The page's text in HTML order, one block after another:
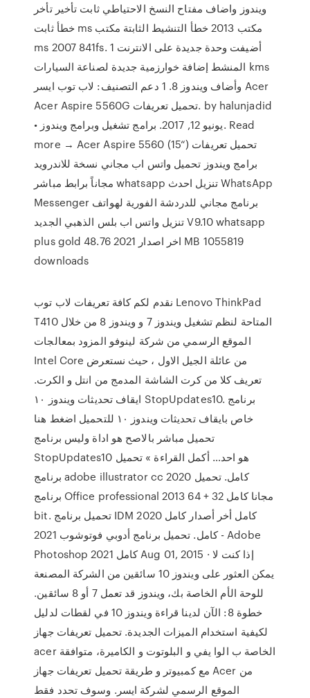
ويندوز واضاف مفتاح النسخ الاحتياطي ثابت تأخير تأخر
خطأ ثابت ms مكتب 2013 خطأ التنشيط الثابتة مكتب
ms 2007 841fs. 1 أضيفت وحدة جديدة على الانترنت
المنشط إضافة خوارزمية جديدة لصناعة السيارات kms
وأضاف ويندوز 8. 1 دعم التصنيف: لاب توب ايسر Acer
Acer Aspire 5560G تحميل تعريفات. by halunjadid
• يونيو 12, 2017. برامج تشغيل وبرامج ويندوز. Read
more → Acer Aspire 5560 (15“) تحميل تعريفات
برامج ويندوز تحميل واتس اب مجاني نسخة للاندرويد
مجاناً برابط مباشر whatsapp تنزيل احدث WhatsApp
Messenger برنامج مجاني للدردشة الفورية لهواتف
تنزيل واتس اب بلس الذهبي الجديد V9.10 whatsapp
plus gold اخر اصدار 2021 48.76 MB 1055819
downloads
نقدم لكم كافة تعريفات لاب توب Lenovo ThinkPad
T410 المتاحة لنظم تشغيل ويندوز 7 و ويندوز 8 من خلال
الموقع الرسمي من شركة لينوفو المزود بمعالجات
Intel Core من عائلة الجيل الاول ، حيث نستعرض
تعريف كلا من كرت الشاشة المدمج من انتل و الكرت.
ايقاف تحديثات ويندوز ١٠ StopUpdates10. برنامج
خاص بايقاف تحديثات ويندوز ١٠ للتحميل اضغط هنا
تحميل مباشر بالاصح هو اداة وليس برنامج
StopUpdates10 هو احد… أكمل القراءة » تحميل
برنامج adobe illustrator cc 2020 كامل. تحميل
برنامج Office professional 2013 مجانا كامل 32 + 64
bit. تحميل برنامج IDM كامل أخر أصدار كامل 2020
كامل. تحميل برنامج أدوبي فوتوشوب 2021 - Adobe
Photoshop 2021 كامل Aug 01, 2015 · إذا كنت لا
يمكن العثور على ويندوز 10 سائقين من الشركة المصنعة
للوحة الأم الخاصة بك، ويندوز قد تعمل 7 أو 8 سائقين.
خطوة 8: الآن لدينا قراءة ويندوز 10 في لقطات لدليل
لكيفية استخدام الميزات الجديدة. تحميل تعريفات جهاز
acer الخاصة ب الوا يفي و البلوتوت و الكاميرة، متوافقة
مع كمبيوتر و طريقة تحميل تعريفات جهاز Acer من
الموقع الرسمي لشركة ايسر. وسوف تحدد فقط